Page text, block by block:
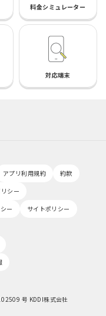
料金シミュレーター
対応端末
アプリ利用規約
約款
シー
ー
サイトポリシー
号 KDDI株式会社